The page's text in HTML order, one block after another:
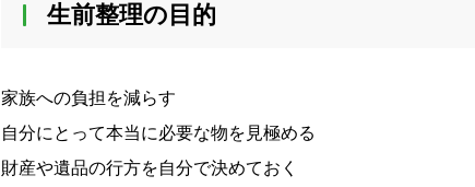
生前整理の目的
家族への負担を減らす
自分にとって本当に必要な物を見極める
財産や遺品の行方を自分で決めておく